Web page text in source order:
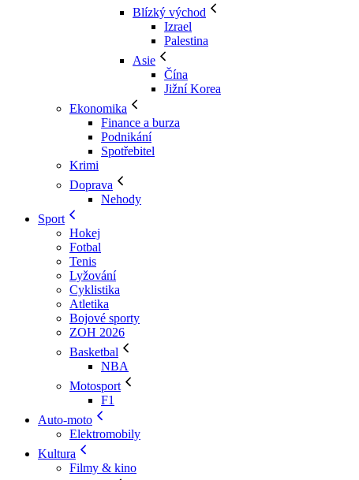
Blízký východ
Izrael
Palestina
Asie
Čína
Jižní Korea
Ekonomika
Finance a burza
Podnikání
Spotřebitel
Krimi
Doprava
Nehody
Sport
Hokej
Fotbal
Tenis
Lyžování
Cyklistika
Atletika
Bojové sporty
ZOH 2026
Basketbal
NBA
Motosport
F1
Auto-moto
Elektromobily
Kultura
Filmy & kino